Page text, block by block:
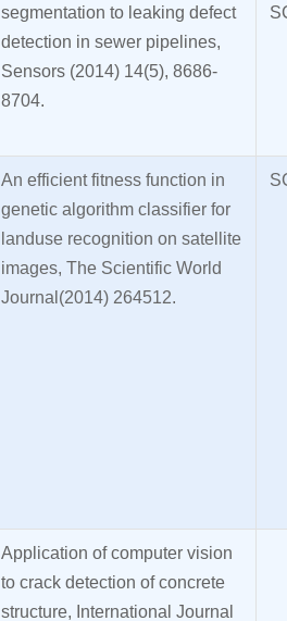
segmentation to leaking defect
detection in sewer pipelines,
Sensors (2014) 14(5), 8686-
8704.
An efficient fitness function in
genetic algorithm classifier for
landuse recognition on satellite
images, The Scientific World
Journal(2014) 264512.
Application of computer vision
to crack detection of concrete
structure, International Journal